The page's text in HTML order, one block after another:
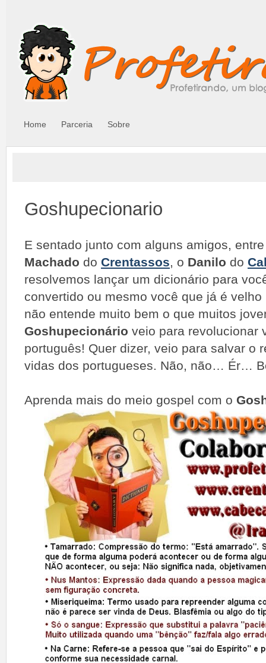
Home Parceria Sobre
Goshupecionario
E sentado junto com alguns amigos,
Machado do Crentassos, o Danilo do
resolvemos lançar um dicionário para
convertido ou mesmo você que já é
não entende muito bem o que muitos
Goshupecionário veio para revolucionar
português! Quer dizer, veio para salvar o
vidas dos portugueses. Não, não… Ér…
Aprenda mais do meio gospel com o